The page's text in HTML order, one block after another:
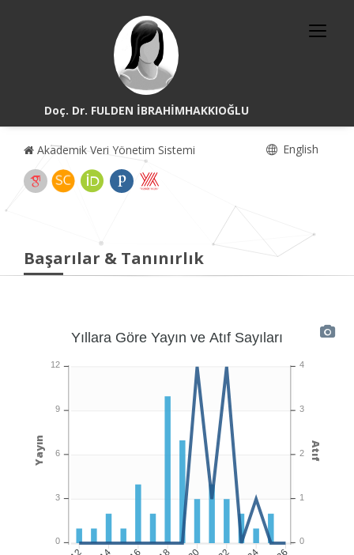
Doç. Dr. FULDEN İBRAHİMHAKKIOĞLU
Akademik Veri Yönetim Sistemi English
Başarılar & Tanınırlık
Yıllara Göre Yayın ve Atıf Sayıları
4
3
2
1
0
Atıf
12
9
6
3
0
Yayın